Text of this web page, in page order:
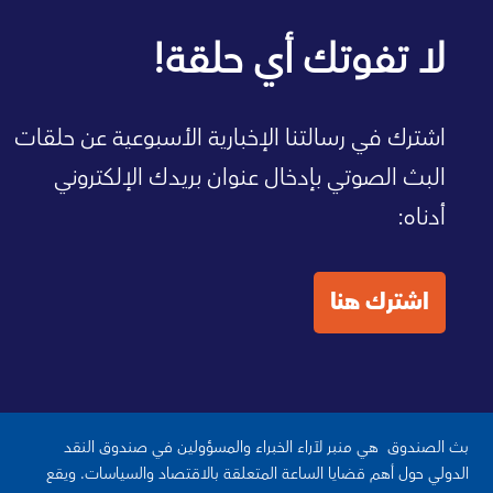
صفحة الصندوق الرئيسية
لا تفوتك أي حلقة!
اشترك في رسالتنا الإخبارية الأسبوعية عن حلقات
البث الصوتي بإدخال عنوان بريدك الإلكتروني
أدناه:
اشترك هنا
بث الصندوق هي منبر لآراء الخبراء والمسؤولين في صندوق النقد
الدولي حول أهم قضايا الساعة المتعلقة بالاقتصاد والسياسات. ويقع